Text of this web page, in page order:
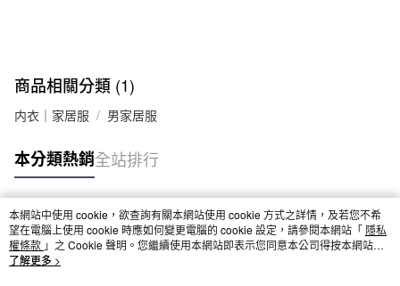
商品相關分類 (1)
内衣｜家居服 男家居服
本分類熱銷全站排行
熱門標籤
本網站中使用 cookie，欲查詢有關本網站使用 cookie 方式之詳情，及若您不希
望在電腦上使用 cookie 時應如何變更電腦的 cookie 設定，請參閱本網站「 隱私
權條款 」之 Cookie 聲明。您繼續使用本網站即表示您同意本公司得按本網站使
用條款之 Cookie 聲明使用 cookie。
了解更多 >